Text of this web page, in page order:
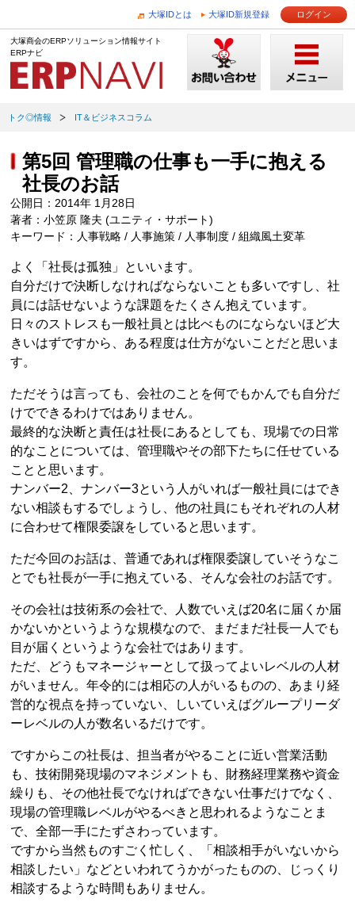
大塚IDとは 大塚ID新規登録 ログイン
大塚商会のERPソリューション情報サイト
ERPナビ
トク◎情報 IT＆ビジネスコラム
第5回 管理職の仕事も一手に抱える
社長のお話
公開日：2014年 1月28日
著者：小笠原 隆夫 (ユニティ・サポート)
キーワード：人事戦略 / 人事施策 / 人事制度 / 組織風土変革
よく「社長は孤独」といいます。
自分だけで決断しなければならないことも多いですし、社
員には話せないような課題をたくさん抱えています。
日々のストレスも一般社員とは比べものにならないほど大
きいはずですから、ある程度は仕方がないことだと思いま
す。
ただそうは言っても、会社のことを何でもかんでも自分だ
けでできるわけではありません。
最終的な決断と責任は社長にあるとしても、現場での日常
的なことについては、管理職やその部下たちに任せている
ことと思います。
ナンバー2、ナンバー3という人がいれば一般社員にはでき
ない相談もするでしょうし、他の社員にもそれぞれの人材
に合わせて権限委譲をしていると思います。
ただ今回のお話は、普通であれば権限委譲していそうなこ
とでも社長が一手に抱えている、そんな会社のお話です。
その会社は技術系の会社で、人数でいえば20名に届くか届
かないかというような規模なので、まだまだ社長一人でも
目が届くというような会社ではあります。
ただ、どうもマネージャーとして扱ってよいレベルの人材
がいません。年令的には相応の人がいるものの、あまり経
営的な視点を持っていない、しいていえばグループリーダ
ーレベルの人が数名いるだけです。
ですからこの社長は、担当者がやることに近い営業活動
も、技術開発現場のマネジメントも、財務経理業務や資金
繰りも、その他社長でなければできない仕事だけでなく、
現場の管理職レベルがやるべきと思われるようなことま
で、全部一手にたずさわっています。
ですから当然ものすごく忙しく、「相談相手がいないから
相談したい」などといわれてうかがったものの、じっくり
相談するような時間もありません。